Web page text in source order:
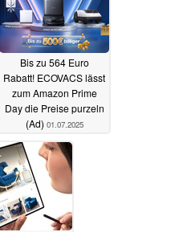
Bis zu 564 Euro
Rabatt! ECOVACS lässt
zum Amazon Prime
Day die Preise purzeln
(Ad) 01.07.2025